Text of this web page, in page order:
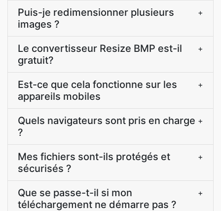
Puis-je redimensionner plusieurs
images ?
+
Le convertisseur Resize BMP est-il
gratuit?
+
Est-ce que cela fonctionne sur les
appareils mobiles
+
Quels navigateurs sont pris en charge
?
+
Mes fichiers sont-ils protégés et
sécurisés ?
+
Que se passe-t-il si mon
téléchargement ne démarre pas ?
+